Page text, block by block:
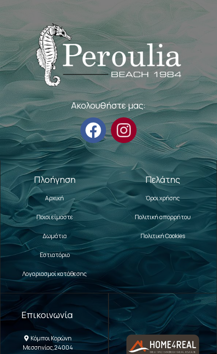
Ακολουθήστε μας:
Πλοήγηση
Αρχική
Ποιοι είμαστε
Δωμάτια
Εστιατόριο
Λογαριασμοί κατάθεσης
Πελάτης
Όροι χρήσης
Πολιτική απορρήτου
Πολιτική Cookies
Επικοινωνία
Κόμποι Κορώνη
Μεσσηνίας,24004